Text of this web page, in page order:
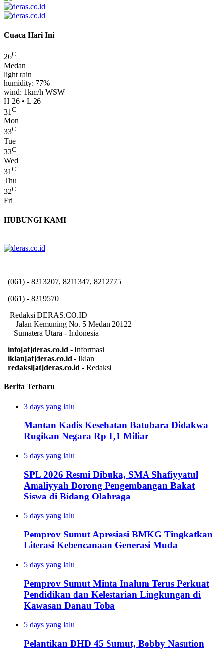
Cuaca Hari Ini
26C
Medan
light rain
humidity: 77%
wind: 1km/h WSW
H 26 • L 26
31 C
Mon
33C
Tue
33C
Wed
31 C
Thu
32C
Fri
HUBUNGI KAMI
(061) - 8213207, 8211347, 8212775
(061) - 8219570
Redaksi DERAS.CO.ID
Jalan Kemuning No. 5 Medan 20122
Sumatera Utara - Indonesia
info[at]deras.co.id - Informasi
iklan[at]deras.co.id - Iklan
redaksi[at]deras.co.id - Redaksi
Berita Terbaru
3 days yang lalu
Mantan Kadis Kesehatan Batubara Didakwa
Rugikan Negara Rp 1,1 Miliar
5 days yang lalu
SPL 2026 Resmi Dibuka, SMA Shafiyyatul
Amaliyyah Dorong Pengembangan Bakat
Siswa di Bidang Olahraga
5 days yang lalu
Pemprov Sumut Apresiasi BMKG Tingkatkan
Literasi Kebencanaan Generasi Muda
5 days yang lalu
Pemprov Sumut Minta Inalum Terus Perkuat
Pendidikan dan Kelestarian Lingkungan di
Kawasan Danau Toba
5 days yang lalu
Pelantikan DHD 45 Sumut, Bobby Nasution